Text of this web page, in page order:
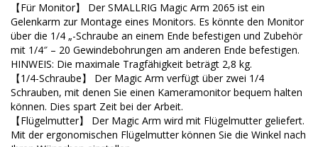
【Für Monitor】 Der SMALLRIG Magic Arm 2065 ist ein
Gelenkarm zur Montage eines Monitors. Es könnte den Monitor
über die 1/4 „-Schraube an einem Ende befestigen und Zubehör
mit 1/4″ – 20 Gewindebohrungen am anderen Ende befestigen.
HINWEIS: Die maximale Tragfähigkeit beträgt 2,8 kg.
【1/4-Schraube】 Der Magic Arm verfügt über zwei 1/4
Schrauben, mit denen Sie einen Kameramonitor bequem halten
können. Dies spart Zeit bei der Arbeit.
【Flügelmutter】 Der Magic Arm wird mit Flügelmutter geliefert.
Mit der ergonomischen Flügelmutter können Sie die Winkel nach